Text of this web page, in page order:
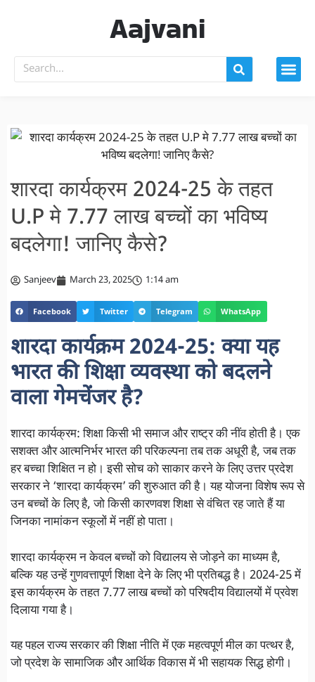
Aajvani
शारदा कार्यक्रम 2024-25 के तहत
U.P मे 7.77 लाख बच्चों का भविष्य
बदलेगा! जानिए कैसे?
Sanjeev March 23, 2025 1:14 am
Facebook Twitter Telegram WhatsApp
शारदा कार्यक्रम 2024-25: क्या यह
भारत की शिक्षा व्यवस्था को बदलने
वाला गेमचेंजर है?
शारदा कार्यक्रम: शिक्षा किसी भी समाज और राष्ट्र की नींव होती है। एक
सशक्त और आत्मनिर्भर भारत की परिकल्पना तब तक अधूरी है, जब तक
हर बच्चा शिक्षित न हो। इसी सोच को साकार करने के लिए उत्तर प्रदेश
सरकार ने ‘शारदा कार्यक्रम’ की शुरुआत की है। यह योजना विशेष रूप से
उन बच्चों के लिए है, जो किसी कारणवश शिक्षा से वंचित रह जाते हैं या
जिनका नामांकन स्कूलों में नहीं हो पाता।
शारदा कार्यक्रम न केवल बच्चों को विद्यालय से जोड़ने का माध्यम है,
बल्कि यह उन्हें गुणवत्तापूर्ण शिक्षा देने के लिए भी प्रतिबद्ध है। 2024-25 में
इस कार्यक्रम के तहत 7.77 लाख बच्चों को परिषदीय विद्यालयों में प्रवेश
दिलाया गया है।
यह पहल राज्य सरकार की शिक्षा नीति में एक महत्वपूर्ण मील का पत्थर है,
जो प्रदेश के सामाजिक और आर्थिक विकास में भी सहायक सिद्ध होगी।